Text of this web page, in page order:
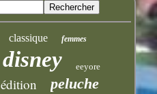
classique femmes
disney eeyore
édition peluche